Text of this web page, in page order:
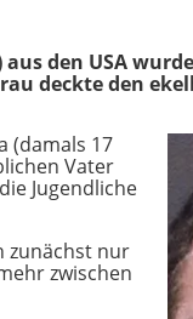
aus den USA
deckte den
(damals 17
Vater
Jugendliche
zunächst nur
zwischen